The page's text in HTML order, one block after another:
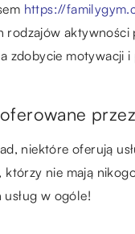
https://
aktywności
zdobycie motywacji
niektóre oferują
nie mają
w ogóle!